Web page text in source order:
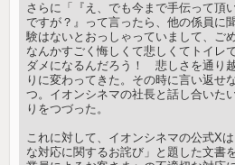
さらに「『え、でも今まで手伝って頂
ですが？』って言ったら、他の係員に
験はないとおっしゃっていまして、ご
なんかすごく悔しくて悲しくてトイレ
ダメになるんだろう！ 悲しさを通り
りに変わってきた。その時に言い返せ
つ。イオンシネマの社長と話し合いた
りをつづった。
これに対して、イオンシネマの公式X
な対応に関するお詫び」と題した文書